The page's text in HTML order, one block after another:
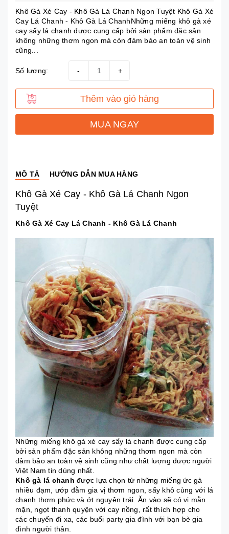
Khô Gà Xé Cay - Khô Gà Lá Chanh Ngon Tuyệt Khô Gà Xé
Cay Lá Chanh - Khô Gà Lá ChanhNhững miếng khô gà xé
cay sấy lá chanh được cung cấp bởi sản phẩm đặc sản
không những thơm ngon mà còn đảm bảo an toàn vệ sinh
cũng...
Số lượng: +
-
Thêm vào giỏ hàng
MUA NGAY
MÔ TẢ HƯỚNG DẪN MUA HÀNG
Khô Gà Xé Cay - Khô Gà Lá Chanh Ngon
Tuyệt
Khô Gà Xé Cay Lá Chanh - Khô Gà Lá Chanh
Những miếng khô gà xé cay sấy lá chanh được cung cấp
bởi sản phẩm đặc sản không những thơm ngon mà còn
đảm bảo an toàn vệ sinh cũng như chất lượng được người
Việt Nam tin dùng nhất.
Khô gà lá chanh được lựa chọn từ những miếng ức gà
nhiều đạm, ướp đẫm gia vị thơm ngon, sấy khô cùng với lá
chanh thơm phức và ớt nguyên trái. Ăn vào sẽ có vị mằn
mặn, ngọt thanh quyện với cay nồng, rất thích hợp cho
các chuyến đi xa, các buổi party gia đình với bạn bè gia
đình người thân.